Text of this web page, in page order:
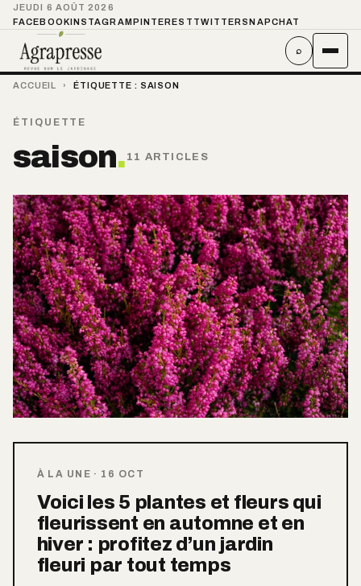
JEUDI 6 AOÛT 2026
FACEBOOKINSTAGRAMPINTEREST TWITTER SNAPCHAT
⌕
ACCUEIL › ÉTIQUETTE : SAISON
ÉTIQUETTE
saison. 11 ARTICLES
À LA UNE · 16 OCT
Voici les 5 plantes et fleurs qui
fleurissent en automne et en
hiver : profitez d’un jardin
fleuri par tout temps